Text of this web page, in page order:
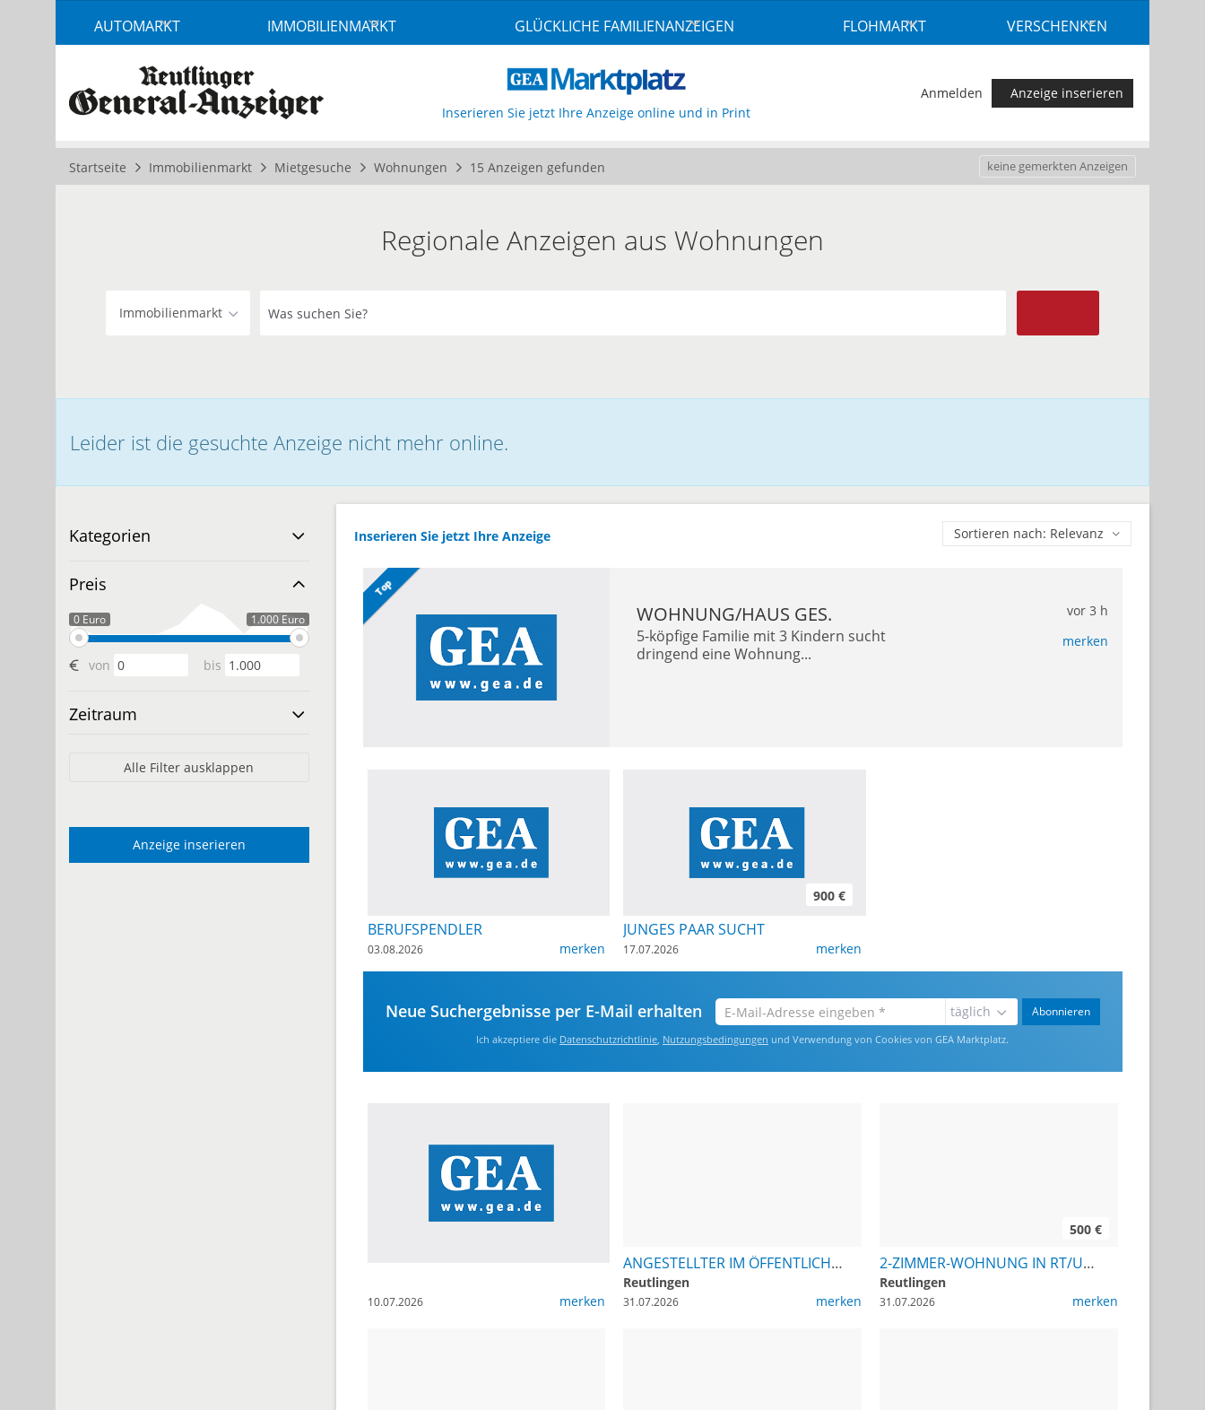
Modus
aktivieren
Navigation
zum
AUTOMARKT IMMOBILIENMARKT GLÜCKLICHE FAMILIENANZEIGEN FLOHMARKT VERSCHENKEN
Inserieren Sie jetzt Ihre Anzeige online und in Print
Anmelden Anzeige inserieren
Startseite Immobilienmarkt Mietgesuche Wohnungen 15 Anzeigen gefunden keine gemerkten Anzeigen
Regionale Anzeigen aus Wohnungen
Immobilienmarkt
suchen
Leider ist die gesuchte Anzeige nicht mehr online.
Kategorien
Preis
0 Euro 1.000 Euro
von bis
Zeitraum
Alle Filter ausklappen
Anzeige inserieren
Sortieren
Inserieren Sie jetzt Ihre Anzeige
WOHNUNG/HAUS GES.
5-köpfige Familie mit 3 Kindern sucht
dringend eine Wohnung...
vor 3 h
merken
Top
BERUFSPENDLER
03.08.2026 merken
JUNGES PAAR SUCHT
900 €
17.07.2026 merken
Neue Suchergebnisse per E-Mail erhalten
E-
Mail-
täglich Abonnieren
Ich akzeptiere die Datenschutzrichtlinie, Nutzungsbedingungen und Verwendung von Cookies von GEA Marktplatz.
10.07.2026 merken
ANGESTELLTER IM ÖFFENTLICHEN DIENST SUCHT 2,5-3-ZIMMER-EG-WOHNUNG RAUM RT
Reutlingen
31.07.2026 merken
2-ZIMMER-WOHNUNG IN RT/UMGEBUNG AB SOFORT GESUCHT
500 €
Reutlingen
31.07.2026 merken